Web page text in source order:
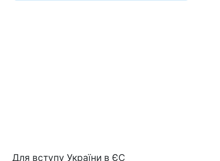
Для вступу України в ЄС